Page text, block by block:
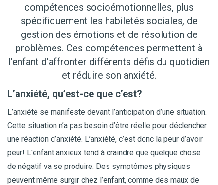
compétences socioémotionnelles, plus
spécifiquement les habiletés sociales, de
gestion des émotions et de résolution de
problèmes. Ces compétences permettent à
l’enfant d’affronter différents défis du quotidien
et réduire son anxiété.
L’anxiété, qu’est-ce que c’est?
L’anxiété se manifeste devant l’anticipation d’une situation.
Cette situation n’a pas besoin d’être réelle pour déclencher
une réaction d’anxiété. L’anxiété, c’est donc la peur d’avoir
peur! L’enfant anxieux tend à craindre que quelque chose
de négatif va se produire. Des symptômes physiques
peuvent même surgir chez l’enfant, comme des maux de